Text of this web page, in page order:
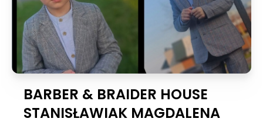
BARBER & BRAIDER HOUSE
STANISŁAWIAK MAGDALENA